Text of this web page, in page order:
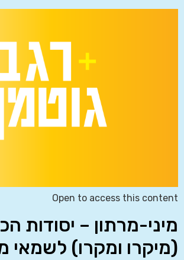
Open to access this content
מיני-מרתון – יסודות
(מיקרו ומקרו) לשמאי